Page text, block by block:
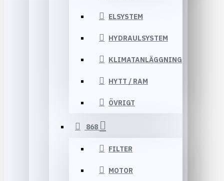
ELSYSTEM
HYDRAULSYSTEM
KLIMATANLÄGGNING
HYTT / RAM
ÖVRIGT
868
FILTER
MOTOR